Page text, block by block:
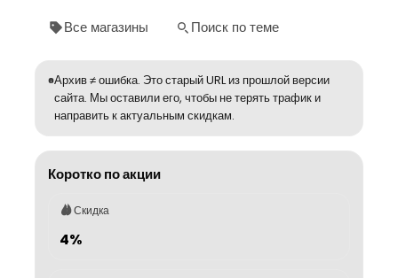
Все магазины Поиск по теме
Архив ≠ ошибка. Это старый URL из прошлой версии
сайта. Мы оставили его, чтобы не терять трафик и
направить к актуальным скидкам.
Коротко по акции
Скидка
4%